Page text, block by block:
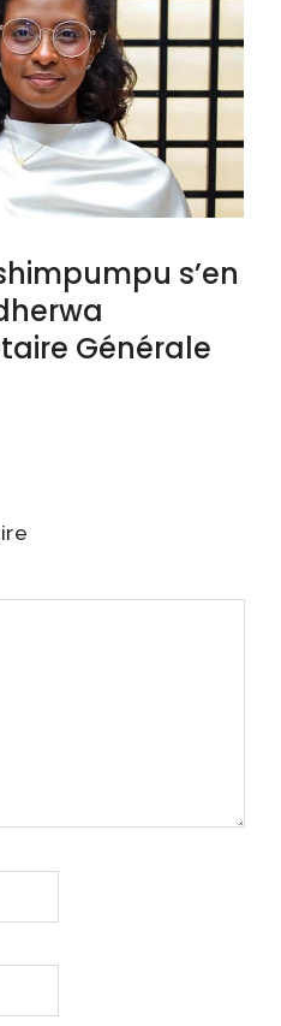
s’en
Générale